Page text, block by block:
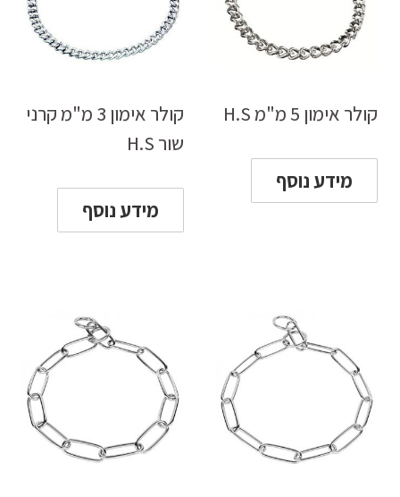
קולר אימון 5 מ"מ H.S
מידע נוסף
קולר אימון 3 מ"מ קרני
שור H.S
מידע נוסף